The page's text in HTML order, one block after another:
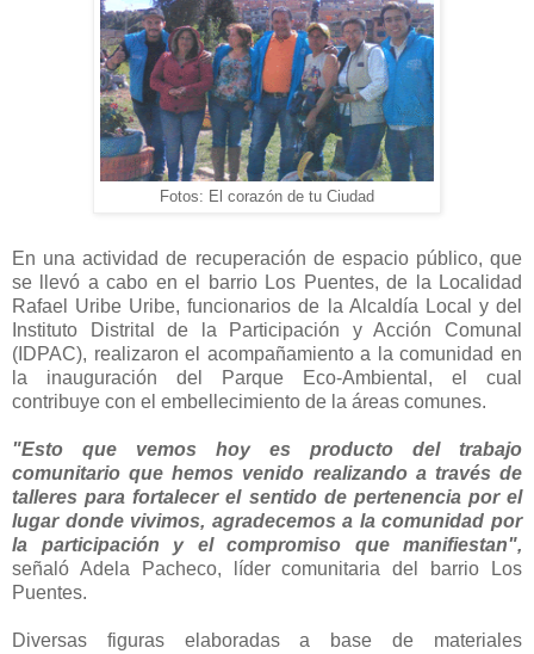
Fotos: El corazón de tu Ciudad
En una actividad de recuperación de espacio público, que
se llevó a cabo en el barrio Los Puentes, de la Localidad
Rafael Uribe Uribe, funcionarios de la Alcaldía Local y del
Instituto Distrital de la Participación y Acción Comunal
(IDPAC), realizaron el acompañamiento a la comunidad en
la inauguración del Parque Eco-Ambiental, el cual
contribuye con el embellecimiento de la áreas comunes.
"Esto que vemos hoy es producto del trabajo
comunitario que hemos venido realizando a través de
talleres para fortalecer el sentido de pertenencia por el
lugar donde vivimos, agradecemos a la comunidad por
la participación y el compromiso que manifiestan",
señaló Adela Pacheco, líder comunitaria del barrio Los
Puentes.
Diversas figuras elaboradas a base de materiales